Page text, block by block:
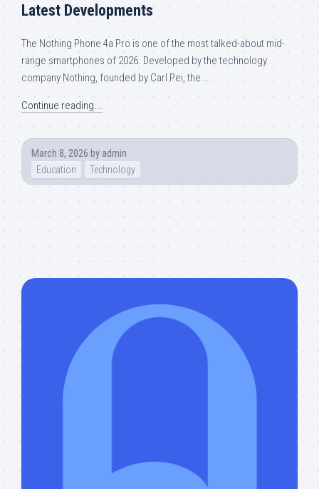
Latest Developments
The Nothing Phone 4a Pro is one of the most talked-about mid-
range smartphones of 2026. Developed by the technology
company Nothing, founded by Carl Pei, the...
Continue reading...
March 8, 2026 by admin
Education Technology